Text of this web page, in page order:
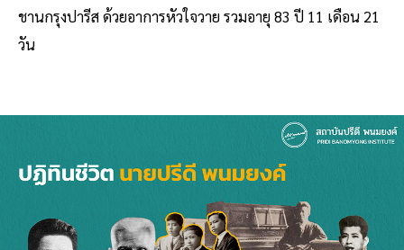
ชานกรุงปารีส ด้วยอาการหัวใจวาย รวมอายุ 83 ปี 11 เดือน 21
วัน